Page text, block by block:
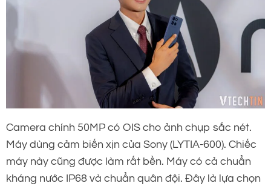
Camera chính 50MP có OIS cho ảnh chụp sắc nét.
Máy dùng cảm biến xịn của Sony (LYTIA-600). Chiếc
máy này cũng được làm rất bền. Máy có cả chuẩn
kháng nước IP68 và chuẩn quân đội. Đây là lựa chọn